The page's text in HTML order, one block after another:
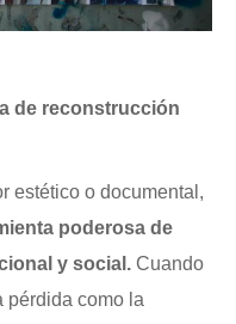
de reconstrucción
estético o documental,
poderosa de
y social. Cuando
pérdida como la